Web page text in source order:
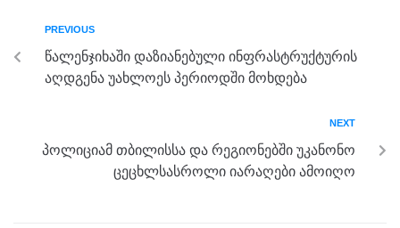
b
o
o
g
er
m p
p
PREVIOUS
წალენჯიხაში დაზიანებული ინფრასტრუქტურის
აღდგენა უახლოეს პერიოდში მოხდება
NEXT
პოლიციამ თბილისსა და რეგიონებში უკანონო
ცეცხლსასროლი იარაღები ამოიღო